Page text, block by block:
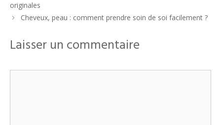
originales
Cheveux, peau : comment prendre soin de soi facilement ?
Laisser un commentaire